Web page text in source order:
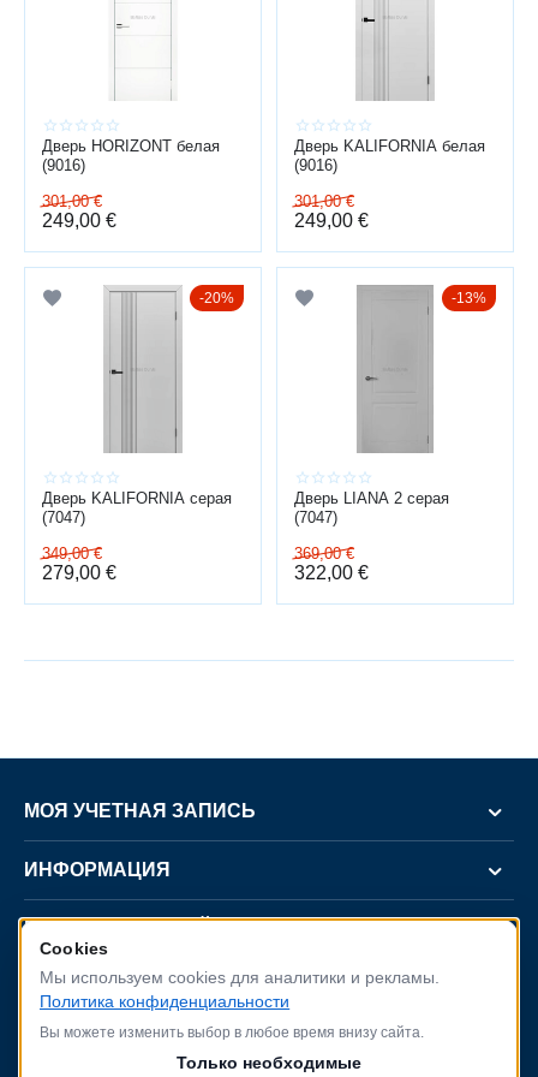
качественная фурнитура
УСТАНОВКА ПОД КЛЮЧ
Полный цикл работ:
консультация → замер → подбор → доставка → монтаж →
регулировка
Baltijas durvis — более 15 лет опыта продажи и установки
дверей по всей Латвии.
Дверь HORIZONT белая
(9016)
301,00 €
249,00 €
Дверь KALIFORNIA белая
(9016)
301,00 €
249,00 €
20%
Дверь KALIFORNIA серая
(7047)
349,00 €
279,00 €
13%
Дверь LIANA 2 серая
(7047)
369,00 €
322,00 €
МОЯ УЧЕТНАЯ ЗАПИСЬ
ИНФОРМАЦИЯ
ПОКУПАТЕЛЬСКИЙ СЕРВИС
КОНТАКТЫ
Cookies
Мы используем cookies для аналитики и рекламы.
Политика конфиденциальности
Вы можете изменить выбор в любое время внизу сайта.
Только необходимые